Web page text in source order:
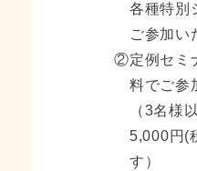
各種特別
ご参加い
②定例セミ
料でご参
（3名様
5,000円(
す）